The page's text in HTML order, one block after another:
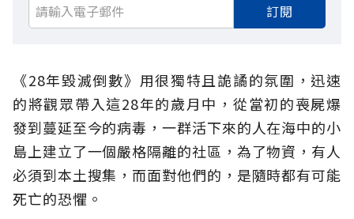
訂閱
《28年毀滅倒數》用很獨特且詭譎的氛圍，迅速
的將觀眾帶入這28年的歲月中，從當初的喪屍爆
發到蔓延至今的病毒，一群活下來的人在海中的小
島上建立了一個嚴格隔離的社區，為了物資，有人
必須到本土搜集，而面對他們的，是隨時都有可能
死亡的恐懼。